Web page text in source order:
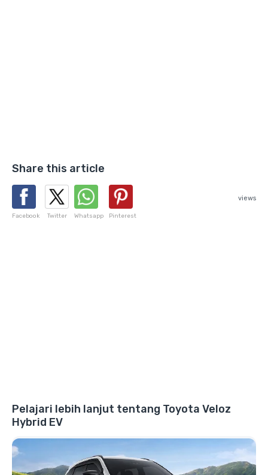
Share this article
Facebook Twitter Whatsapp Pinterest
views
Pelajari lebih lanjut tentang Toyota Veloz
Hybrid EV